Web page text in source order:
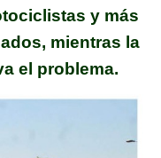
y más
mientras la
el problema.